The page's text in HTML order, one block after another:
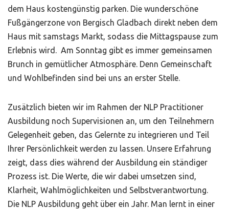
dem Haus kostengünstig parken. Die wunderschöne
Fußgängerzone von Bergisch Gladbach direkt neben dem
Haus mit samstags Markt, sodass die Mittagspause zum
Erlebnis wird. Am Sonntag gibt es immer gemeinsamen
Brunch in gemütlicher Atmosphäre. Denn Gemeinschaft
und Wohlbefinden sind bei uns an erster Stelle.
Zusätzlich bieten wir im Rahmen der NLP Practitioner
Ausbildung noch Supervisionen an, um den Teilnehmern
Gelegenheit geben, das Gelernte zu integrieren und Teil
Ihrer Persönlichkeit werden zu lassen. Unsere Erfahrung
zeigt, dass dies während der Ausbildung ein ständiger
Prozess ist. Die Werte, die wir dabei umsetzen sind,
Klarheit, Wahlmöglichkeiten und Selbstverantwortung.
Die NLP Ausbildung geht über ein Jahr. Man lernt in einer